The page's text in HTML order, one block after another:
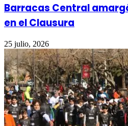
Barracas Central
en el Clausura
25 julio, 2026